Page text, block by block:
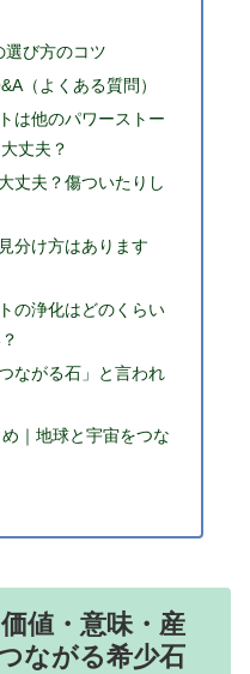
び方のコツ
（よくある質問）
は他のパワーストー
丈夫？
丈夫？傷ついたりし
分け方はあります
の浄化はどのくらい
ながる石」と言われ
｜地球と宇宙をつな
値・意味・産
ながる希少石